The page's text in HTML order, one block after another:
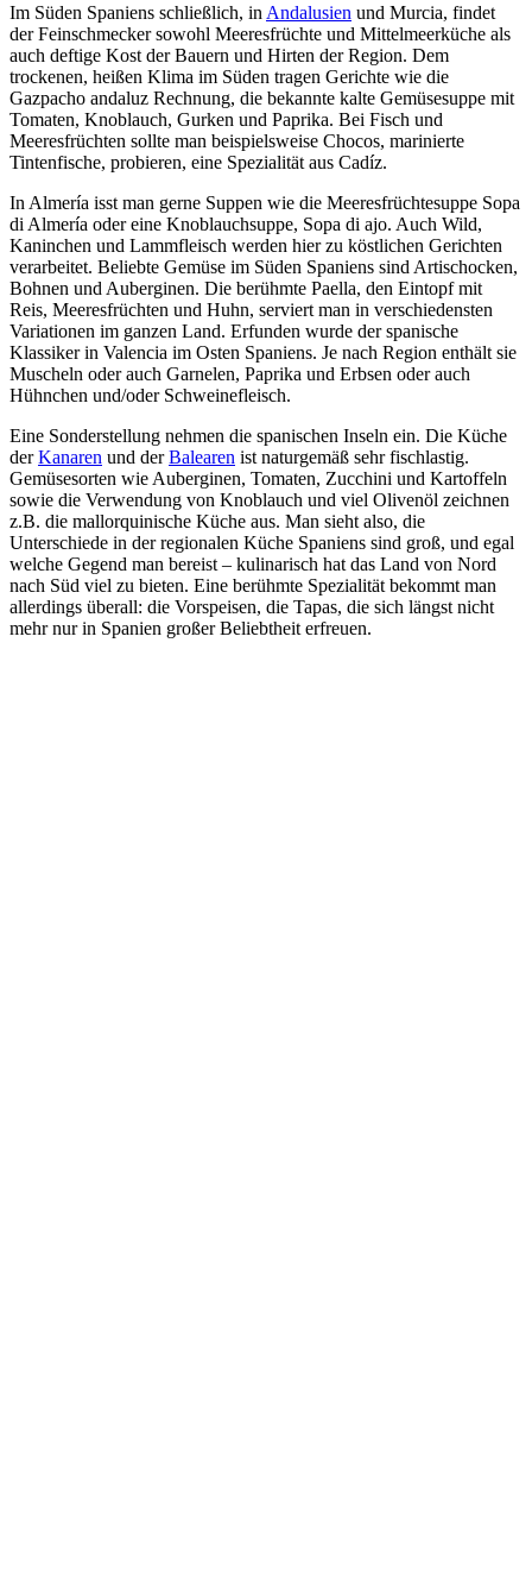
Im Süden Spaniens schließlich, in Andalusien und Murcia, findet
der Feinschmecker sowohl Meeresfrüchte und Mittelmeerküche als
auch deftige Kost der Bauern und Hirten der Region. Dem
trockenen, heißen Klima im Süden tragen Gerichte wie die
Gazpacho andaluz Rechnung, die bekannte kalte Gemüsesuppe mit
Tomaten, Knoblauch, Gurken und Paprika. Bei Fisch und
Meeresfrüchten sollte man beispielsweise Chocos, marinierte
Tintenfische, probieren, eine Spezialität aus Cadíz.
In Almería isst man gerne Suppen wie die Meeresfrüchtesuppe Sopa
di Almería oder eine Knoblauchsuppe, Sopa di ajo. Auch Wild,
Kaninchen und Lammfleisch werden hier zu köstlichen Gerichten
verarbeitet. Beliebte Gemüse im Süden Spaniens sind Artischocken,
Bohnen und Auberginen. Die berühmte Paella, den Eintopf mit
Reis, Meeresfrüchten und Huhn, serviert man in verschiedensten
Variationen im ganzen Land. Erfunden wurde der spanische
Klassiker in Valencia im Osten Spaniens. Je nach Region enthält sie
Muscheln oder auch Garnelen, Paprika und Erbsen oder auch
Hühnchen und/oder Schweinefleisch.
Eine Sonderstellung nehmen die spanischen Inseln ein. Die Küche
derKanaren und derBalearen ist naturgemäß sehr fischlastig.
Gemüsesorten wie Auberginen, Tomaten, Zucchini und Kartoffeln
sowie die Verwendung von Knoblauch und viel Olivenöl zeichnen
z.B. die mallorquinische Küche aus. Man sieht also, die
Unterschiede in der regionalen Küche Spaniens sind groß, und egal
welche Gegend man bereist – kulinarisch hat das Land von Nord
nach Süd viel zu bieten. Eine berühmte Spezialität bekommt man
allerdings überall: die Vorspeisen, die Tapas, die sich längst nicht
mehr nur in Spanien großer Beliebtheit erfreuen.